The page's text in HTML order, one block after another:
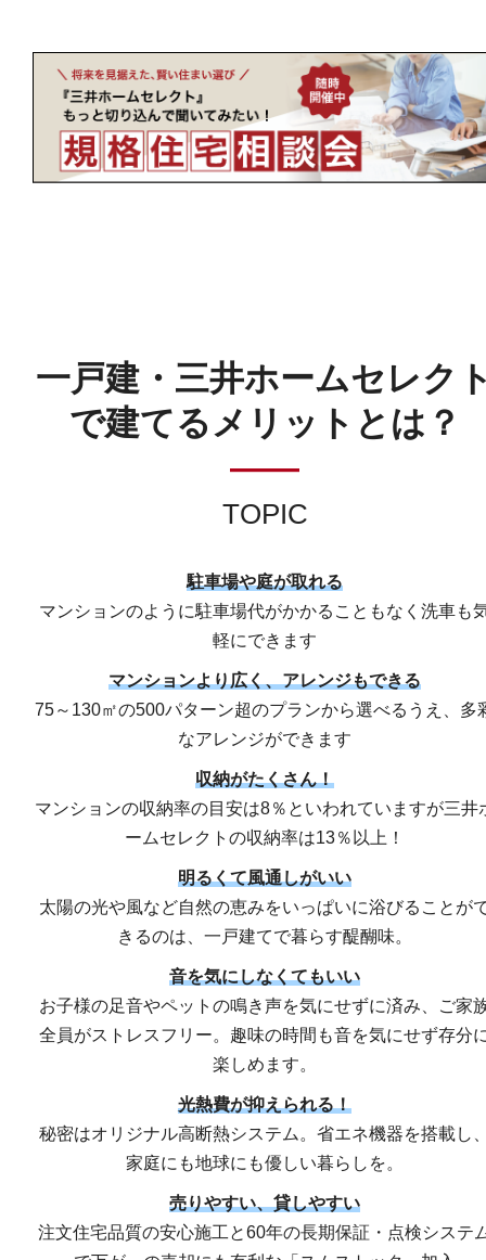
一戸建・三井ホームセレク
で建てるメリットとは？
――
TOPIC
駐車場や庭が取れる
マンションのように駐車場代がかかることもなく洗車も
軽にできます
マンションより広く、アレンジもできる
75～130㎡の500パターン超のプランから選べるうえ、多
なアレンジができます
収納がたくさん！
マンションの収納率の目安は8％といわれていますが三井
ームセレクトの収納率は13％以上！
明るくて風通しがいい
太陽の光や風など自然の恵みをいっぱいに浴びることが
きるのは、一戸建てで暮らす醍醐味。
音を気にしなくてもいい
お子様の足音やペットの鳴き声を気にせずに済み、ご家
全員がストレスフリー。趣味の時間も音を気にせず存分
楽しめます。
光熱費が抑えられる！
秘密はオリジナル高断熱システム。省エネ機器を搭載し
家庭にも地球にも優しい暮らしを。
売りやすい、貸しやすい
注文住宅品質の安心施工と60年の長期保証・点検システ